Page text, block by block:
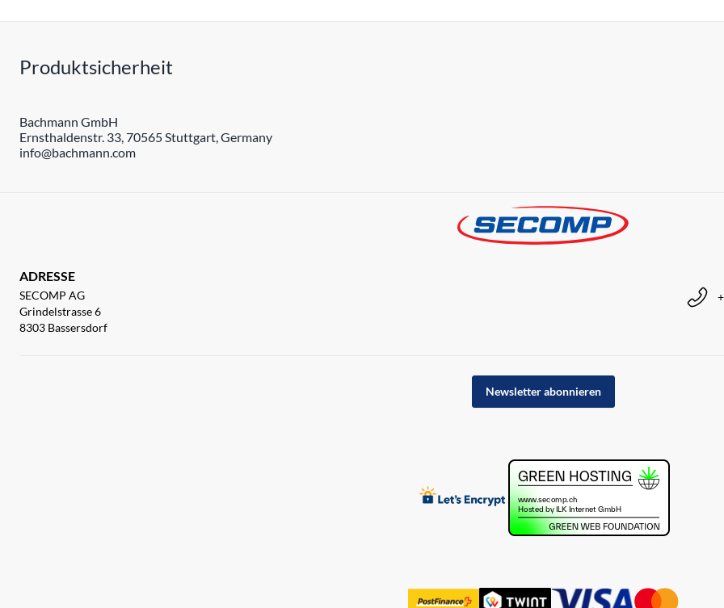
Produktsicherheit
Bachmann GmbH
Ernsthaldenstr. 33, 70565 Stuttgart, Germany
info@bachmann.com
ADRESSE
SECOMP AG
Grindelstrasse 6
8303 Bassersdorf
Newsletter abonnieren